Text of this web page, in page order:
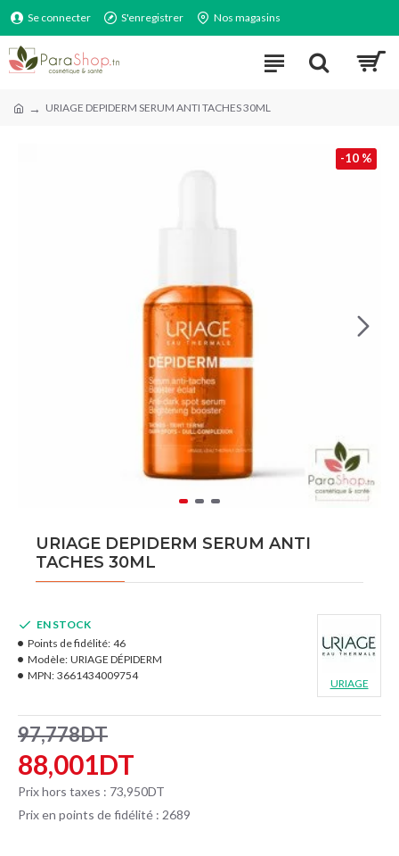
Se connecter S'enregistrer Nos magasins
URIAGE DEPIDERM SERUM ANTI TACHES 30ML
-10 %
URIAGE DEPIDERM SERUM ANTI
TACHES 30ML
88,001DT
97,778DT
Prix hors taxes : 73,950DT
Prix en points de fidélité : 2689
EN STOCK
Points de fidélité: 46
Modèle: URIAGE DÉPIDERM
MPN: 3661434009754
URIAGE